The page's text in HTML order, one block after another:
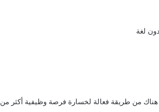
هناك من طريقة فعالة لخسارة فرصة وظيفية أكثر من